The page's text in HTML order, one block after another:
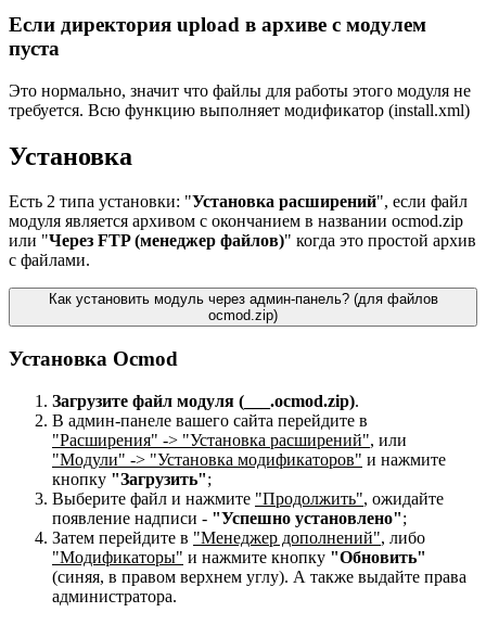
Если директория upload в архиве с модулем
пуста
Это нормально, значит что файлы для работы этого модуля не
требуется. Всю функцию выполняет модификатор (install.xml)
Установка
Есть 2 типа установки: "Установка расширений", если файл
модуля является архивом с окончанием в названии ocmod.zip
или "Через FTP (менеджер файлов)" когда это простой архив
с файлами.
Как установить модуль через админ-панель? (для файлов
ocmod.zip)
Установка Ocmod
Загрузите файл модуля (___.ocmod.zip).
В админ-панеле вашего сайта перейдите в
"Расширения" -> "Установка расширений", или
"Модули" -> "Установка модификаторов" и нажмите
кнопку "Загрузить";
Выберите файл и нажмите "Продолжить", ожидайте
появление надписи - "Успешно установлено";
Затем перейдите в "Менеджер дополнений", либо
"Модификаторы" и нажмите кнопку "Обновить"
(синяя, в правом верхнем углу). А также выдайте права
администратора.